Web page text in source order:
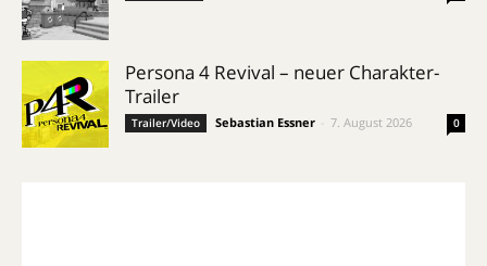
Persona 4 Revival – neuer Charakter-
Trailer
Trailer/Video Sebastian Essner 7. August 2026 0